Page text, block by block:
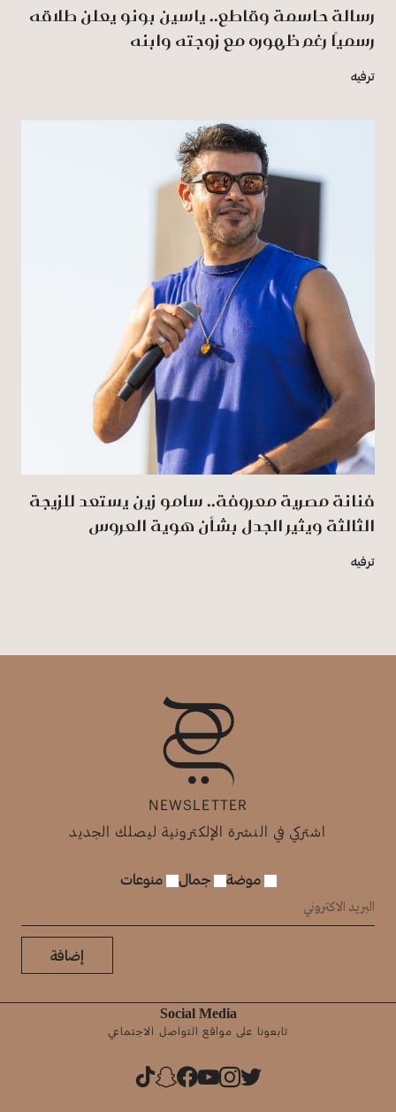
رسالة حاسمة وقاطع.. ياسين بونو يعلن طلاقه
رسميًا رغم ظهوره مع زوجته وابنه
ترفيه
فنانة مصرية معروفة.. سامو زين يستعد للزيجة
الثالثة ويثير الجدل بشأن هوية العروس
ترفيه
NEWSLETTER
اشتركي في النشرة الإلكترونية ليصلك الجديد
موضة جمال منوعات
إضافة
Social Media
تابعونا على مواقع التواصل الاجتماعي